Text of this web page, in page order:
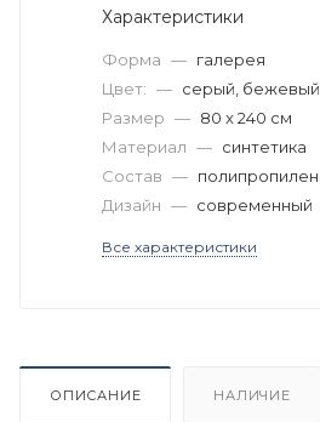
Характеристики
Форма — галерея
Цвет: — серый, бежевый
Размер — 80 x 240 см
Материал — синтетика
Состав — полипропилен
Дизайн — современный
Все характеристики
ОПИСАНИЕ НАЛИЧИЕ